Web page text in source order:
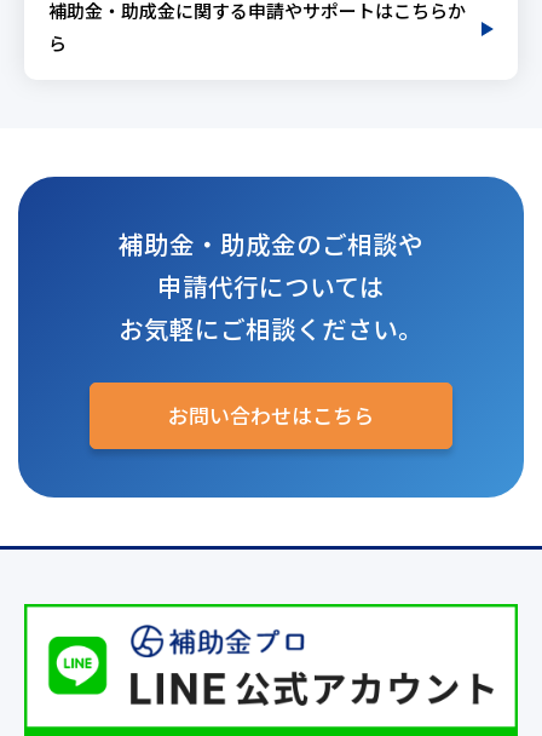
補助金・助成金に関する申請やサポートはこちらか
ら
補助金・助成金のご相談や
申請代行については
お気軽にご相談ください。
お問い合わせはこちら